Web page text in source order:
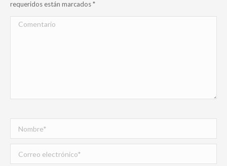
requeridos están marcados*
Comentario